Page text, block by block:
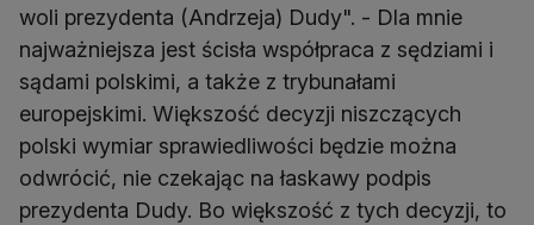
woli prezydenta (Andrzeja) Dudy". - Dla mnie
najważniejsza jest ścisła współpraca z sędziami i
sądami polskimi, a także z trybunałami
europejskimi. Większość decyzji niszczących
polski wymiar sprawiedliwości będzie można
odwrócić, nie czekając na łaskawy podpis
prezydenta Dudy. Bo większość z tych decyzji, to